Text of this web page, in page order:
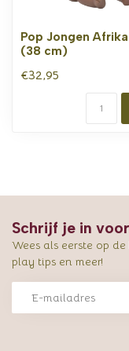
Pop Jongen
(38 cm)
€32,95
Schrijf je in
Wees als eerste op
play tips en meer!